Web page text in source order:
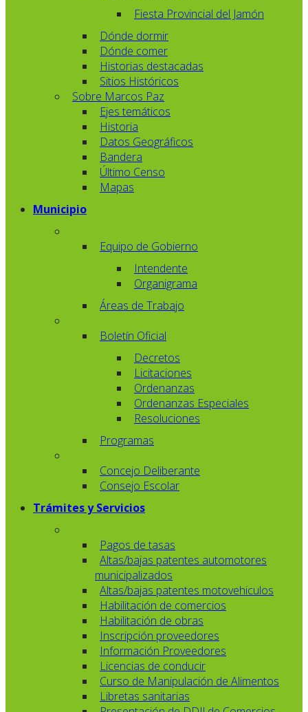
Fiesta Provincial del Jamón
Dónde dormir
Dónde comer
Historias destacadas
Sitios Históricos
Sobre Marcos Paz
Ejes temáticos
Historia
Datos Geográficos
Bandera
Último Censo
Mapas
Municipio
Equipo de Gobierno
Intendente
Organigrama
Áreas de Trabajo
Boletín Oficial
Decretos
Licitaciones
Ordenanzas
Ordenanzas Especiales
Resoluciones
Programas
Concejo Deliberante
Consejo Escolar
Trámites y Servicios
Pagos de tasas
Altas/bajas patentes automotores
municipalizados
Altas/bajas patentes motovehiculos
Habilitación de comercios
Habilitación de obras
Inscripción proveedores
Información Proveedores
Licencias de conducir
Curso de Manipulación de Alimentos
Libretas sanitarias